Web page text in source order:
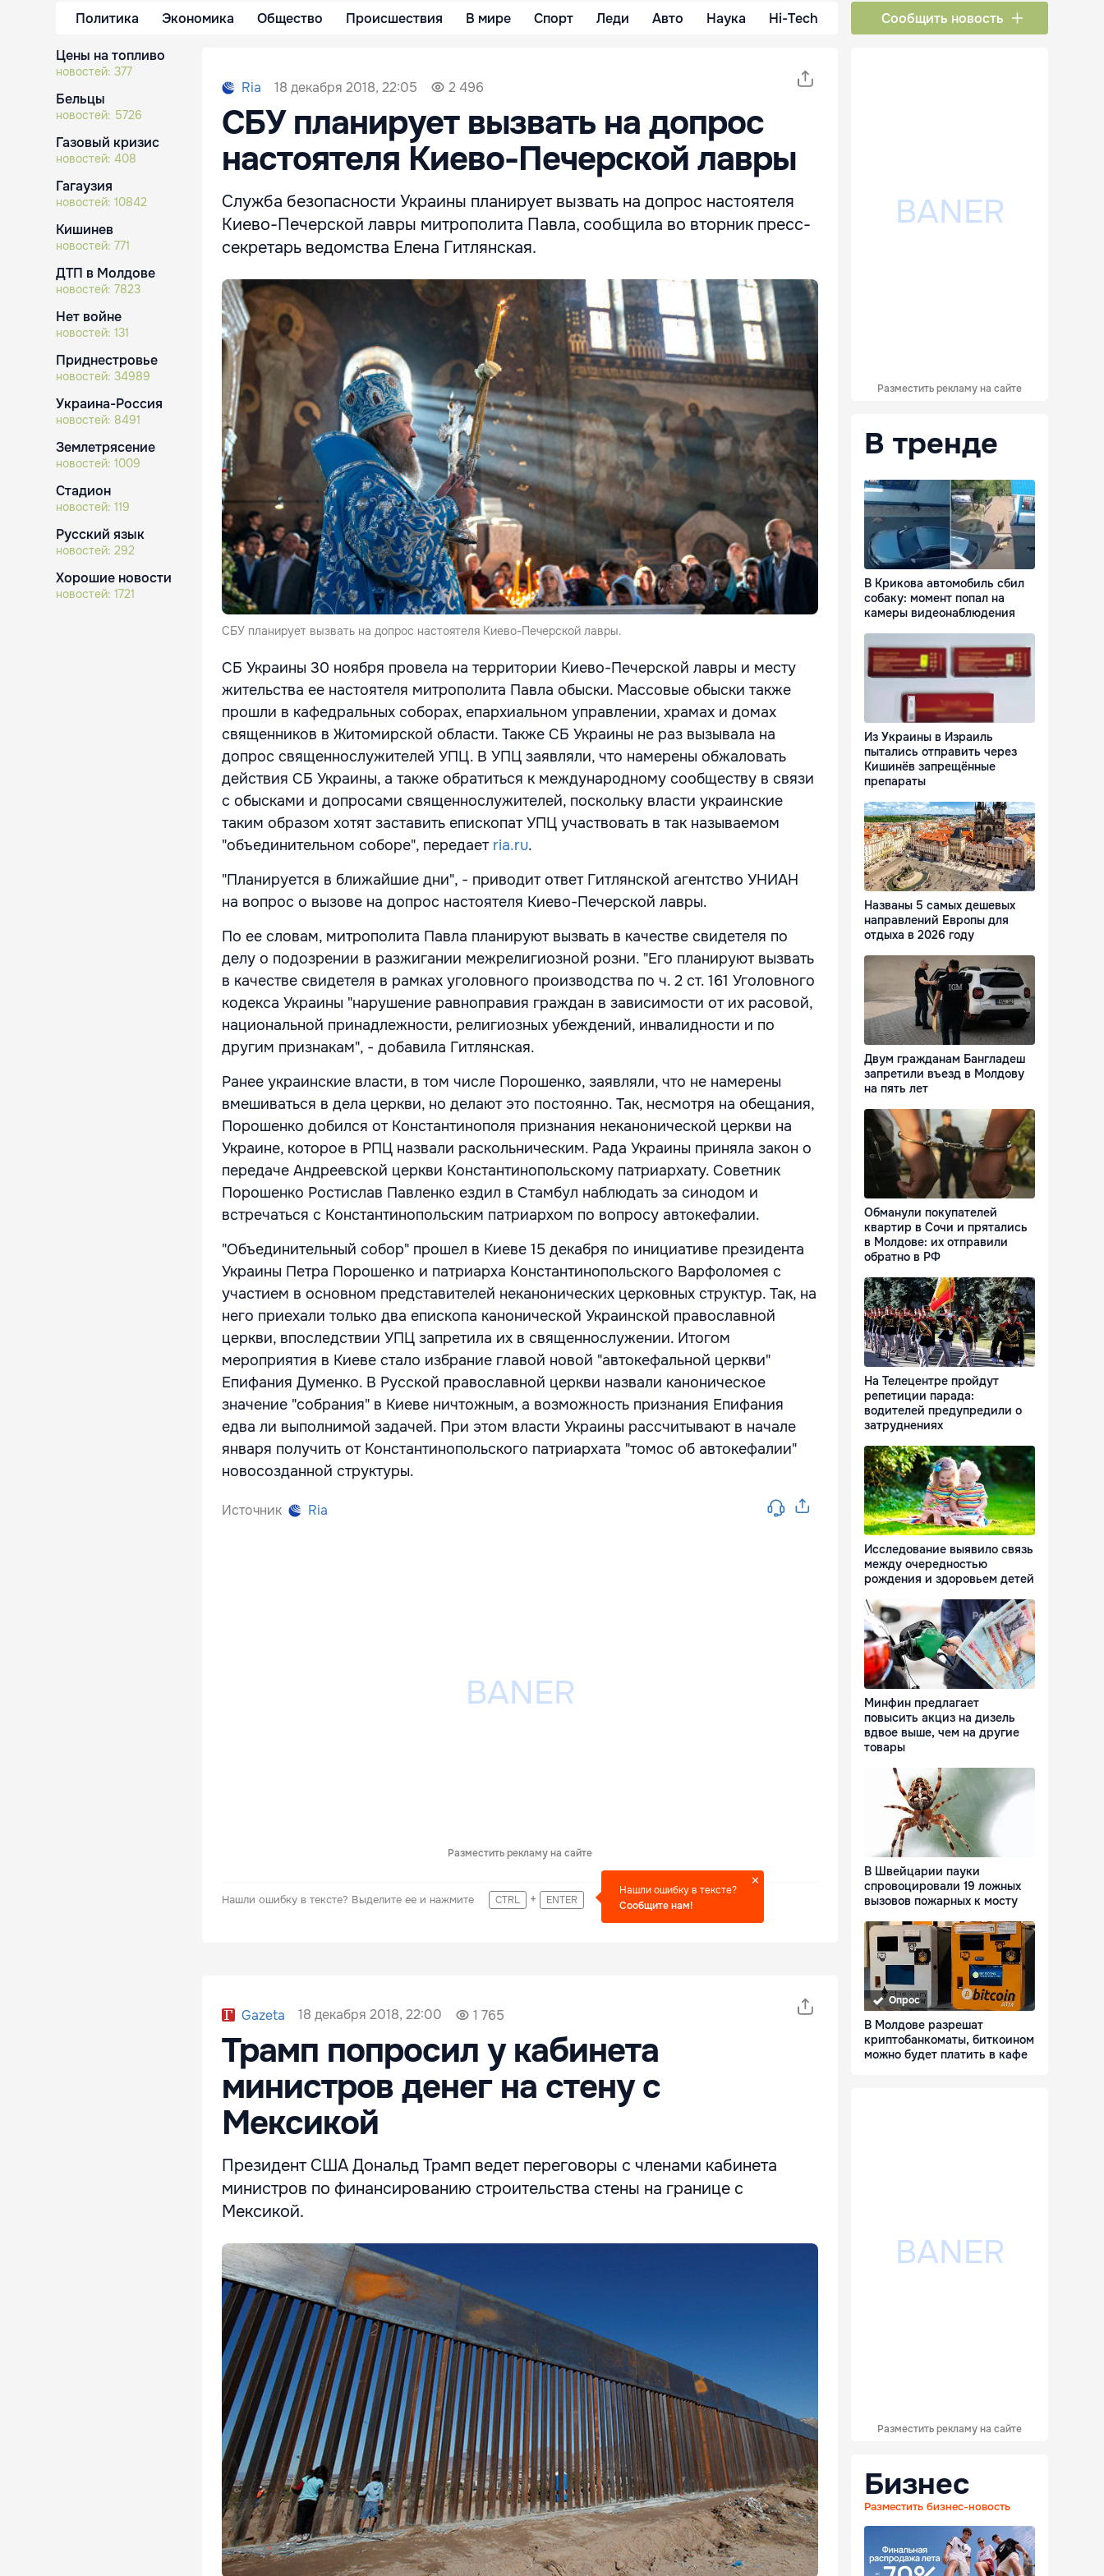
Политика Экономика Общество Происшествия В мире Спорт Леди Авто Наука Hi-Tech Сообщить новость
Цены на топливо
новостей: 377
Бельцы
новостей: 5726
Газовый кризис
новостей: 408
Гагаузия
новостей: 10842
Кишинев
новостей: 771
ДТП в Молдове
новостей: 7823
Нет войне
новостей: 131
Приднестровье
новостей: 34989
Украина-Россия
новостей: 8491
Землетрясение
новостей: 1009
Стадион
новостей: 119
Русский язык
новостей: 292
Хорошие новости
новостей: 1721
Ria 18 декабря 2018, 22:05 2 496
СБУ планирует вызвать на допрос
настоятеля Киево-Печерской лавры
Служба безопасности Украины планирует вызвать на допрос настоятеля
Киево-Печерской лавры митрополита Павла, сообщила во вторник пресс-
секретарь ведомства Елена Гитлянская.
СБУ планирует вызвать на допрос настоятеля Киево-Печерской лавры.
СБ Украины 30 ноября провела на территории Киево-Печерской лавры и месту
жительства ее настоятеля митрополита Павла обыски. Массовые обыски также
прошли в кафедральных соборах, епархиальном управлении, храмах и домах
священников в Житомирской области. Также СБ Украины не раз вызывала на
допрос священнослужителей УПЦ. В УПЦ заявляли, что намерены обжаловать
действия СБ Украины, а также обратиться к международному сообществу в связи
с обысками и допросами священнослужителей, поскольку власти украинские
таким образом хотят заставить епископат УПЦ участвовать в так называемом
"объединительном соборе", передает ria.ru.
"Планируется в ближайшие дни", - приводит ответ Гитлянской агентство УНИАН
на вопрос о вызове на допрос настоятеля Киево-Печерской лавры.
По ее словам, митрополита Павла планируют вызвать в качестве свидетеля по
делу о подозрении в разжигании межрелигиозной розни. "Его планируют вызвать
в качестве свидетеля в рамках уголовного производства по ч. 2 ст. 161 Уголовного
кодекса Украины "нарушение равноправия граждан в зависимости от их расовой,
национальной принадлежности, религиозных убеждений, инвалидности и по
другим признакам", - добавила Гитлянская.
Ранее украинские власти, в том числе Порошенко, заявляли, что не намерены
вмешиваться в дела церкви, но делают это постоянно. Так, несмотря на обещания,
Порошенко добился от Константинополя признания неканонической церкви на
Украине, которое в РПЦ назвали раскольническим. Рада Украины приняла закон о
передаче Андреевской церкви Константинопольскому патриархату. Советник
Порошенко Ростислав Павленко ездил в Стамбул наблюдать за синодом и
встречаться с Константинопольским патриархом по вопросу автокефалии.
"Объединительный собор" прошел в Киеве 15 декабря по инициативе президента
Украины Петра Порошенко и патриарха Константинопольского Варфоломея с
участием в основном представителей неканонических церковных структур. Так, на
него приехали только два епископа канонической Украинской православной
церкви, впоследствии УПЦ запретила их в священнослужении. Итогом
мероприятия в Киеве стало избрание главой новой "автокефальной церкви"
Епифания Думенко. В Русской православной церкви назвали каноническое
значение "собрания" в Киеве ничтожным, а возможность признания Епифания
едва ли выполнимой задачей. При этом власти Украины рассчитывают в начале
января получить от Константинопольского патриархата "томос об автокефалии"
новосозданной структуры.
Источник Ria
Разместить рекламу на сайте
Нашли ошибку в тексте? Выделите ее и нажмите CTRL + ENTER
Нашли ошибку в тексте?
Сообщите нам!
Gazeta 18 декабря 2018, 22:00 1 765
Трамп попросил у кабинета
министров денег на стену с
Мексикой
Президент США Дональд Трамп ведет переговоры с членами кабинета
министров по финансированию строительства стены на границе с
Мексикой.
Разместить рекламу на сайте
В тренде
В Крикова автомобиль сбил
собаку: момент попал на
камеры видеонаблюдения
Из Украины в Израиль
пытались отправить через
Кишинёв запрещённые
препараты
Названы 5 самых дешевых
направлений Европы для
отдыха в 2026 году
Двум гражданам Бангладеш
запретили въезд в Молдову
на пять лет
Обманули покупателей
квартир в Сочи и прятались
в Молдове: их отправили
обратно в РФ
На Телецентре пройдут
репетиции парада:
водителей предупредили о
затруднениях
Исследование выявило связь
между очередностью
рождения и здоровьем детей
Минфин предлагает
повысить акциз на дизель
вдвое выше, чем на другие
товары
В Швейцарии пауки
спровоцировали 19 ложных
вызовов пожарных к мосту
Опрос
В Молдове разрешат
криптобанкоматы, биткоином
можно будет платить в кафе
Разместить рекламу на сайте
Бизнес
Разместить бизнес-новость